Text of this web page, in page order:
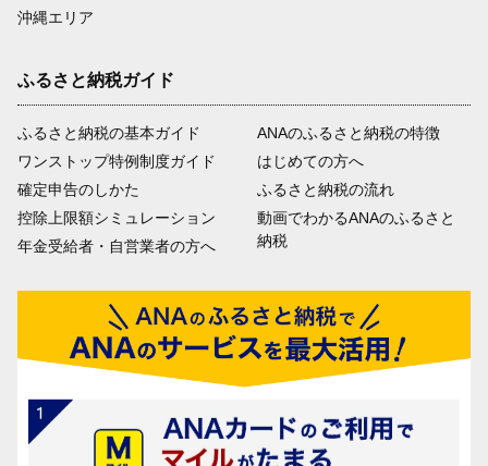
沖縄エリア
ふるさと納税ガイド
ふるさと納税の基本ガイド
ワンストップ特例制度ガイド
確定申告のしかた
控除上限額シミュレーション
年金受給者・自営業者の方へ
ANAのふるさと納税の特徴
はじめての方へ
ふるさと納税の流れ
動画でわかるANAのふるさと
納税